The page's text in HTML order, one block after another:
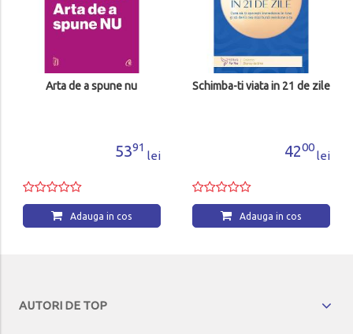
Arta de a spune nu
5391
lei
Adauga in cos
Schimba-ti viata in 21 de zile
4200
lei
Adauga in cos
AUTORI DE TOP